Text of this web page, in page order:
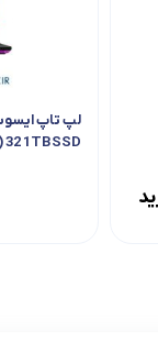
32 1TBSSD